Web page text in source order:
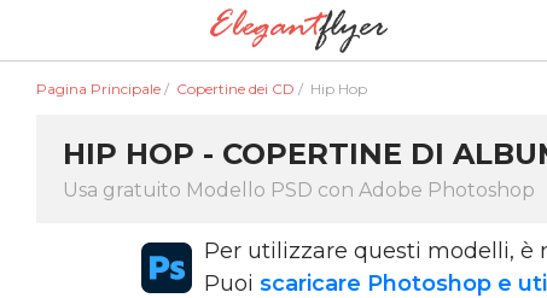
Pagina Principale / Copertine dei CD / Hip Hop
HIP HOP - COPERTINE DI
Usa gratuito Modello PSD con Adobe Photoshop
Per utilizzare questi modelli, è
Puoi scaricare Photoshop e